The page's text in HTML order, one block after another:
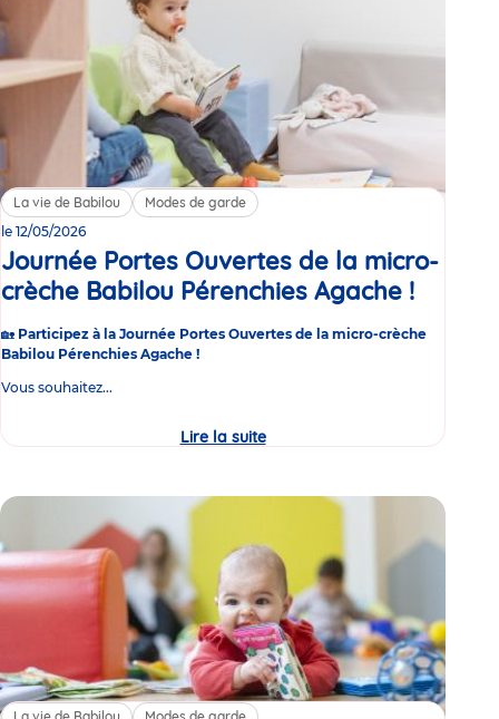
Luther
King
La vie de Babilou
Modes de garde
le 12/05/2026
Journée Portes Ouvertes de la micro-
crèche Babilou Pérenchies Agache !
🏡 Participez à la Journée Portes Ouvertes de la micro-crèche
Babilou Pérenchies Agache !
Vous souhaitez...
Lire la suiteJournée
Portes
Babilou
Pérenchies
Agache
!